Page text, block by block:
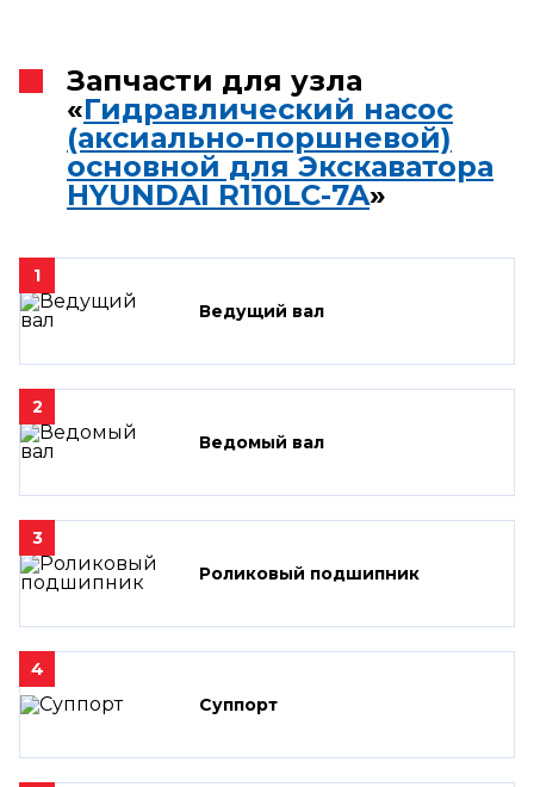
Запчасти для узла
«Гидравлический насос
(аксиально-поршневой)
основной для Экскаватора
HYUNDAI R110LC-7A»
1
Ведущий вал
2
Ведомый вал
3
Роликовый подшипник
4
Суппорт